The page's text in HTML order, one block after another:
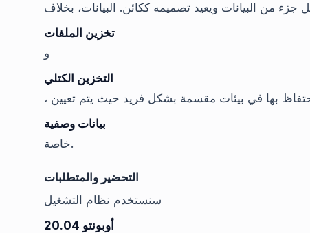
جزء من البيانات ويعيد تصميمه ككائن. البيانات، بخلاف
تخزين الملفات
و
التخزين الكتلي
بها في بيئات مقسمة بشكل فريد حيث يتم تعيين
بيانات وصفية
خاصة.
التحضير والمتطلبات
سنستخدم نظام التشغيل
أوبونتو 20.04